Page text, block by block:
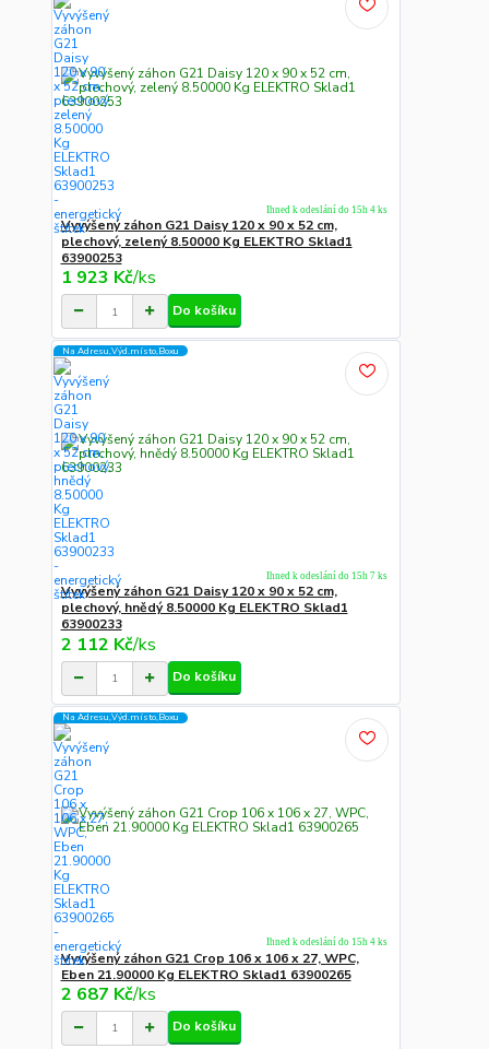
Vyvýšený záhon G21 Daisy 120 x 90 x 52 cm,
plechový, zelený 8.50000 Kg ELEKTRO Sklad1
63900253
1 923 Kč/ks
Ihned k odeslání do 15h 4 ks
Do košíku
Na Adresu,Výd.místo,Boxu
Vyvýšený záhon G21 Daisy 120 x 90 x 52 cm,
plechový, hnědý 8.50000 Kg ELEKTRO Sklad1
63900233
2 112 Kč/ks
Ihned k odeslání do 15h 7 ks
Do košíku
Na Adresu,Výd.místo,Boxu
Vyvýšený záhon G21 Crop 106 x 106 x 27, WPC,
Eben 21.90000 Kg ELEKTRO Sklad1 63900265
2 687 Kč/ks
Ihned k odeslání do 15h 4 ks
Do košíku